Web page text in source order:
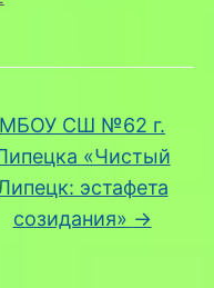
МБОУ СШ №62 г.
«Чистый
эстафета
созидания» →